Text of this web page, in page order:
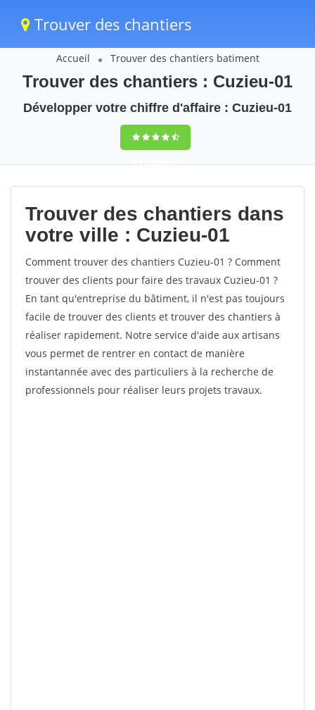
Trouver des chantiers
Accueil Trouver des chantiers batiment
Trouver des chantiers : Cuzieu-01
Développer votre chiffre d'affaire : Cuzieu-01
9,5(100%)42
votes
Trouver des chantiers dans
votre ville : Cuzieu-01
Comment trouver des chantiers Cuzieu-01 ? Comment
trouver des clients pour faire des travaux Cuzieu-01 ?
En tant qu'entreprise du bâtiment, il n'est pas toujours
facile de trouver des clients et trouver des chantiers à
réaliser rapidement. Notre service d'aide aux artisans
vous permet de rentrer en contact de manière
instantannée avec des particuliers à la recherche de
professionnels pour réaliser leurs projets travaux.